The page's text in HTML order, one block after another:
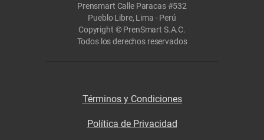
Prensmart Calle Paracas #532
Pueblo Libre, Lima - Perú
Copyright © PrenSmart S.A.C.
Todos los derechos reservados
Términos y Condiciones
Política de Privacidad